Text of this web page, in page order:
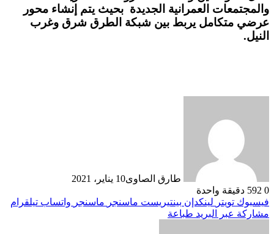
والمجتمعات العمرانية الجديدة بحيث يتم إنشاء محور
عرضي متكامل يربط بين شبكة الطرق شرق وغرب
النيل.
طارق الصاوى10 يناير، 2021
0
دقيقة واحدة
فيسبوك تويتر لينكدإن بينتيريست ماسنجر ماسنجر واتساب تيلقرام
مشاركة عبر البريد طباعة